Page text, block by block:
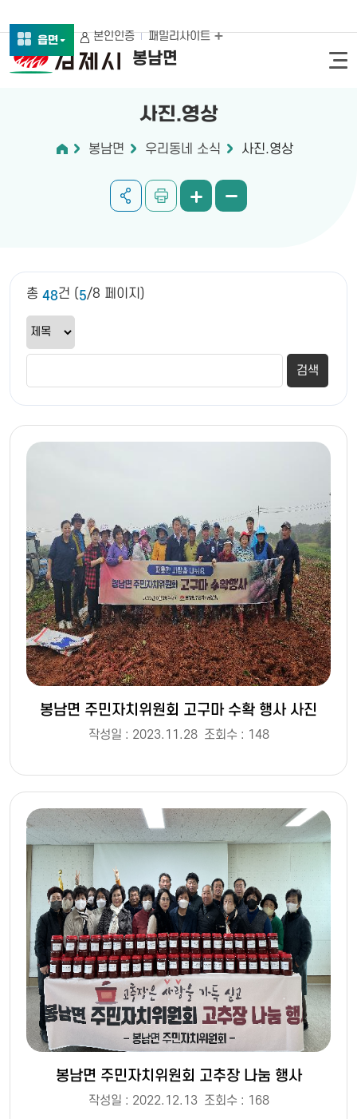
봉남면
읍면 본인인증 패밀리사이트
사진.영상
봉남면 우리동네 소식 사진.영상
총 48건 (5/8 페이지)
봉남면 주민자치위원회 고구마 수확 행사 사진
작성일 : 2023.11.28 조회수 : 148
봉남면 주민자치위원회 고추장 나눔 행사
작성일 : 2022.12.13 조회수 : 168